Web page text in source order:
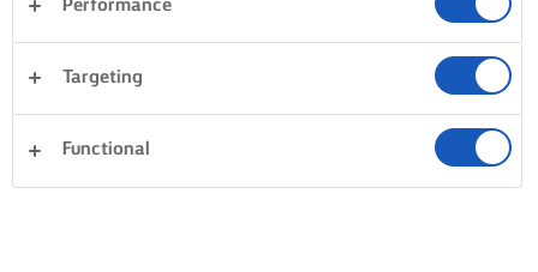
Performance
Targeting
Functional